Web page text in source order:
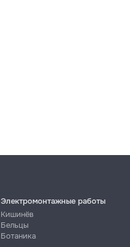
Электромонтажные работы
Кишинёв
Бельцы
Ботаника